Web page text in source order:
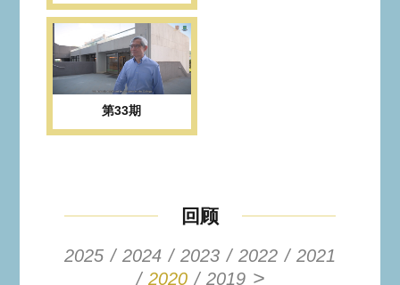
第33期
回顾
2025 2024 2023 2022
2021
2020
2019 >